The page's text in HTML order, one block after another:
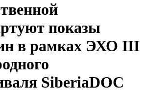
показы
в рамках ЭХО III
SiberiaDOC